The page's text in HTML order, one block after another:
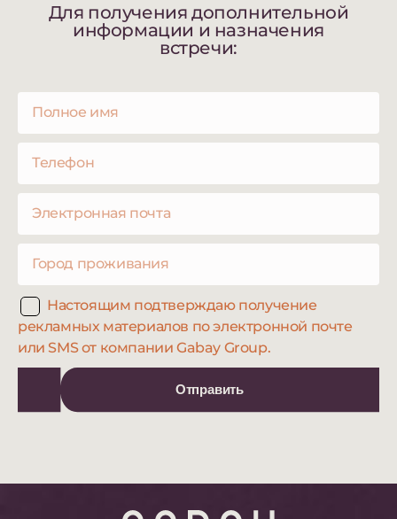
Для получения дополнительной
информации и назначения
встречи:
Настоящим подтверждаю получение
рекламных материалов по электронной почте
или SMS от компании Gabay Group.
Отправить